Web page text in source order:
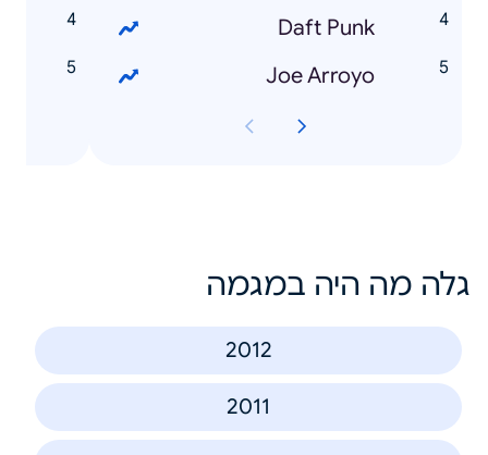
Daft Punk
Joe Arroyo
גלה מה היה במגמה
2012
2011